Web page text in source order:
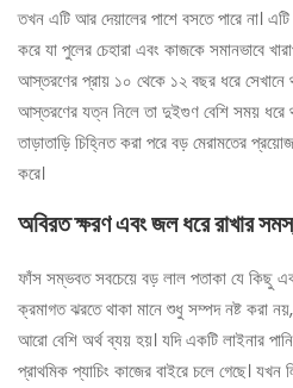
তখন এটি আর দেয়ালের পাশে বসতে পারে না।
করে যা পুলের চেহারা এবং কাজকে সমানভাবে
আস্তরণের প্রায় ১০ থেকে ১২ বছর ধরে সেখানে
আস্তরণের যত্ন নিলে তা দুইগুণ বেশি সময় ধরে
তাড়াতাড়ি চিহ্নিত করা পরে বড় মেরামতের
করে।
অবিরত ক্ষরণ এবং জল ধরে রাখার
ফাঁস সম্ভবত সবচেয়ে বড় লাল পতাকা যে কিছু
ক্রমাগত ঝরতে থাকা মানে শুধু সম্পদ নষ্ট করা
আরো বেশি অর্থ ব্যয় হয়। যদি একটি লাইনার
প্রাথমিক প্যাচিং কাজের বাইরে চলে গেছে।